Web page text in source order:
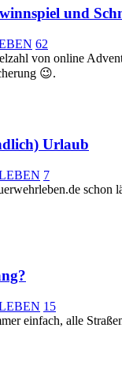
und
62
von online
😉.
Urlaub
7
schon
15
einfach, alle